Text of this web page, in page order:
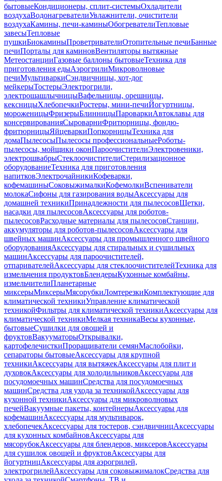
бытовыеКондиционеры, сплит-системыОхладители
воздухаВодонагревателиУвлажнители, очистители
воздухаКамины, печи-каминыОбогревателиТепловые
завесыТепловые
пушкиБиокаминыПроветривателиОтопительные печиБанные
печиПорталы для каминовВентиляторы вытяжные
МетеостанцииГазовые баллоны бытовыеТехника для
приготовления едыАэрогрилиМикроволновые
печиМультиваркиСэндвичницы, хот-дог
мейкерыТостерыЭлектрогрили,
электрошашлычницыВафельницы, орешницы,
кексницыХлебопечкиРостеры, мини-печиЙогуртницы,
мороженицыФризерыБлинницыПароваркиАвтоклавы для
консервированияСыроварниФритюрницы, фондю-
фритюрницыЯйцеваркиПопкорницыТехника для
домаПылесосыПылесосы профессиональныеРоботы-
пылесосы, мойщики оконПароочистителиЭлектровеники,
электрошвабрыСтеклоочистителиСтерилизационное
оборудованиеТехника для приготовления
напитковЭлектрочайникиКофеварки,
кофемашиныСоковыжималкиКофемолкиВспениватели
молокаСифоны для газирования водыАксессуары для
домашней техникиПринадлежности для пылесосовЩетки,
насадки для пылесосовАксессуары для роботов-
пылесосовРасходные материалы для пылесосовСтанции,
аккумуляторы для роботов-пылесосовАксессуары для
швейных машинАксессуары для промышленного швейного
оборудованияАксессуары для стиральных и сушильных
машинАксессуары для пароочистителей,
отпаривателейАксессуары для стеклоочистителейТехника для
измельчения продуктовБлендерыКухонные комбайны,
измельчителиПланетарные
миксерыМиксерыМясорубкиЛомтерезкиКомплектующие для
климатической техникиУправление климатической
техникойФильтры для климатической техникиАксессуары для
климатической техникиМелкая техникаВесы кухонные,
бытовыеСушилки для овощей и
фруктовВакууматорыОткрывалки,
картофелечисткиПроращиватели семянМаслобойки,
сепараторы бытовыеАксессуары для крупной
техникиАксессуары для вытяжекАксессуары для плит и
духовокАксессуары для холодильниковАксессуары для
посудомоечных машинСредства для посудомоечных
машинСредства для ухода за техникойАксессуары для
кухонной техникиАксессуары для микроволновых
печейВакуумные пакеты, контейнерыАксессуары для
кофемашинАксессуары для мультиварок,
хлебопечекАксессуары для тостеров, сэндвичницАксессуары
для кухонных комбайновАксессуары для
мясорубокАксессуары для блендеров, миксеровАксессуары
для сушилок овощей и фруктовАксессуары для
йогуртницАксессуары для аэрогрилей,
электрогрилейАксессуары для соковыжималокСредства для